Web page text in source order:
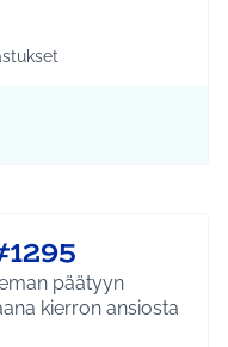
Tuusula
mukaan: Liikunta ja
päätyyn
kierron ansiosta